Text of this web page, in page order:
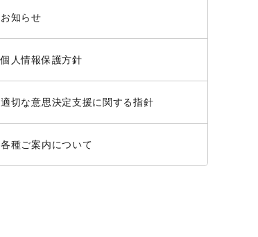
お知らせ
個人情報保護方針
適切な意思決定支援に関する指針
各種ご案内について